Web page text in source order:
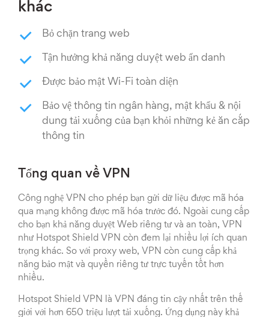
khác
Bỏ chặn trang web
Tận hưởng khả năng duyệt web ẩn danh
Được bảo mật Wi-Fi toàn diện
Bảo vệ thông tin ngân hàng, mật khẩu & nội
dung tải xuống của bạn khỏi những kẻ ăn cắp
thông tin
Tổng quan về VPN
Công nghệ VPN cho phép bạn gửi dữ liệu được mã hóa
qua mạng không được mã hóa trước đó. Ngoài cung cấp
cho bạn khả năng duyệt Web riêng tư và an toàn, VPN
như Hotspot Shield VPN còn đem lại nhiều lợi ích quan
trọng khác. So với proxy web, VPN còn cung cấp khả
năng bảo mật và quyền riêng tư trực tuyến tốt hơn
nhiều.
Hotspot Shield VPN là VPN đáng tin cậy nhất trên thế
giới với hơn 650 triệu lượt tải xuống. Ứng dụng này khả